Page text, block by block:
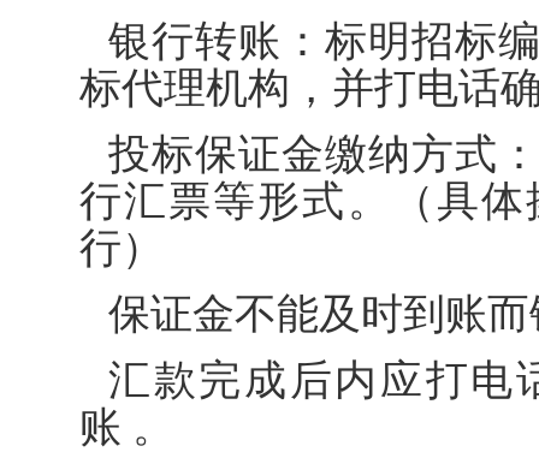
银行转账：标明招标
标代理机构，并打电话
投标保证金缴纳方式
行汇票等形式。（具
行）
保证金不能及时到账
汇款完成后内应打电
账 。